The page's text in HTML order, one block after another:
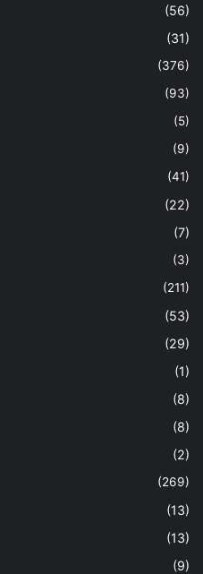
(56)
(31)
(376)
(93)
(5)
(9)
(41)
(22)
(7)
(3)
(211)
(53)
(29)
(1)
(8)
(8)
(2)
(269)
(13)
(13)
(9)